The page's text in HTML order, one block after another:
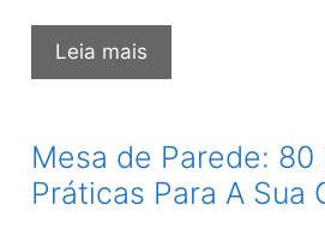
Leia mais
de
80
Ambientes
Lindos
Mesa de Parede: 80
Práticas Para A Sua